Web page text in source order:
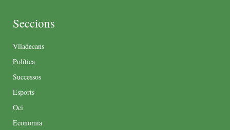
Seccions
Viladecans
Política
Successos
Esports
Oci
Economia